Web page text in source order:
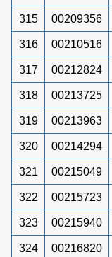
315 00209356
316 00210516
317 00212824
318 00213725
319 00213963
320 00214294
321 00215049
322 00215723
323 00215940
324 00216820